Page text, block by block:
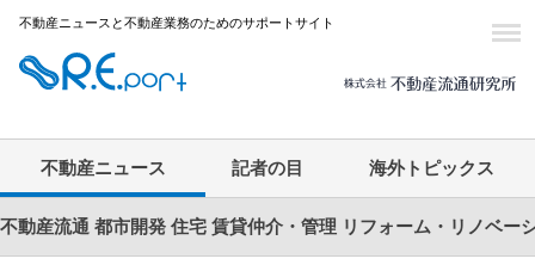
不動産ニュースと不動産業務のためのサポートサイト
不動産ニュース 記者の目 海外トピックス
不動産流通 都市開発 住宅 賃貸仲介・管理 リフォーム・リノベー